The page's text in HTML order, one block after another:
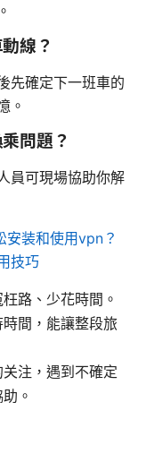
線？
先確定下一班車的
。
問題？
員可現場協助你解
装和使用vpn？
技巧
路、少花時間。
間，能讓整段旅
注，遇到不確定
。